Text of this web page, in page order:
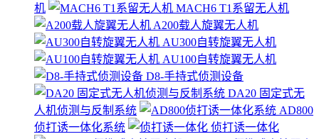
机
MACH6 T1系留无人机
A200载人旋翼无人机
AU300自转旋翼无人机
AU100自转旋翼无人机
D8-手持式侦测设备
DA20 固定式无
人机侦测与反制系统
AD800
侦打诱一体化系统
侦打诱一体化